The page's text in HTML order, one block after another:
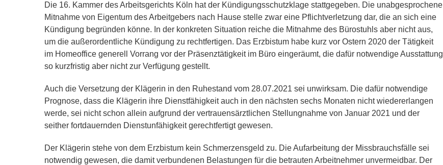
Die 16. Kammer des Arbeitsgerichts Köln hat der Kündigungsschutzklage stattgegeben. Die unabgesprochene
Mitnahme von Eigentum des Arbeitgebers nach Hause stelle zwar eine Pflichtverletzung dar, die an sich eine
Kündigung begründen könne. In der konkreten Situation reiche die Mitnahme des Bürostuhls aber nicht aus,
um die außerordentliche Kündigung zu rechtfertigen. Das Erzbistum habe kurz vor Ostern 2020 der Tätigkeit
im Homeoffice generell Vorrang vor der Präsenztätigkeit im Büro eingeräumt, die dafür notwendige Ausstattung
so kurzfristig aber nicht zur Verfügung gestellt.
Auch die Versetzung der Klägerin in den Ruhestand vom 28.07.2021 sei unwirksam. Die dafür notwendige
Prognose, dass die Klägerin ihre Dienstfähigkeit auch in den nächsten sechs Monaten nicht wiedererlangen
werde, sei nicht schon allein aufgrund der vertrauensärztlichen Stellungnahme von Januar 2021 und der
seither fortdauernden Dienstunfähigkeit gerechtfertigt gewesen.
Der Klägerin stehe von dem Erzbistum kein Schmerzensgeld zu. Die Aufarbeitung der Missbrauchsfälle sei
notwendig gewesen, die damit verbundenen Belastungen für die betrauten Arbeitnehmer unvermeidbar. Der